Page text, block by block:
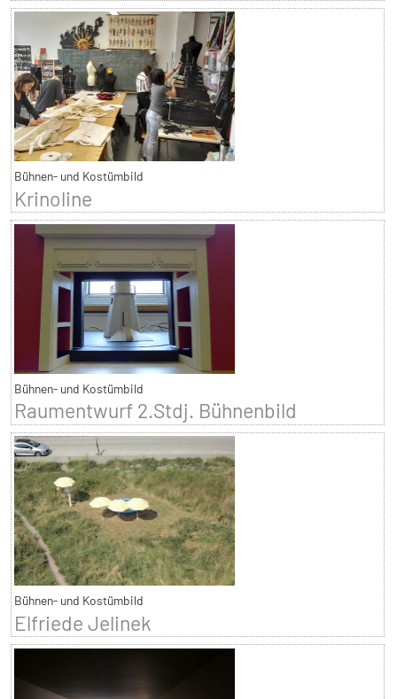
Bühnen- und Kostümbild
Krinoline
Bühnen- und Kostümbild
Raumentwurf 2.Stdj. Bühnenbild
Bühnen- und Kostümbild
Elfriede Jelinek